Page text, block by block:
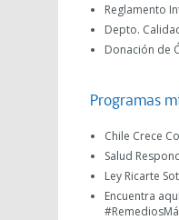
Reglamento
Depto.
Donación de
Programas
Chile Crece
Salud
Ley Ricarte
Encuentra